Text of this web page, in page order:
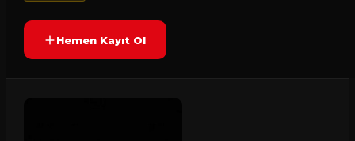
Hemen Kayıt Ol